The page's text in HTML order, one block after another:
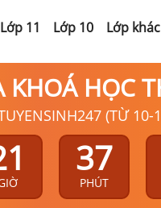
Lớp 11 Lớp 10 Lớp khác
HỌC
(TỪ 10-
37
PHÚT